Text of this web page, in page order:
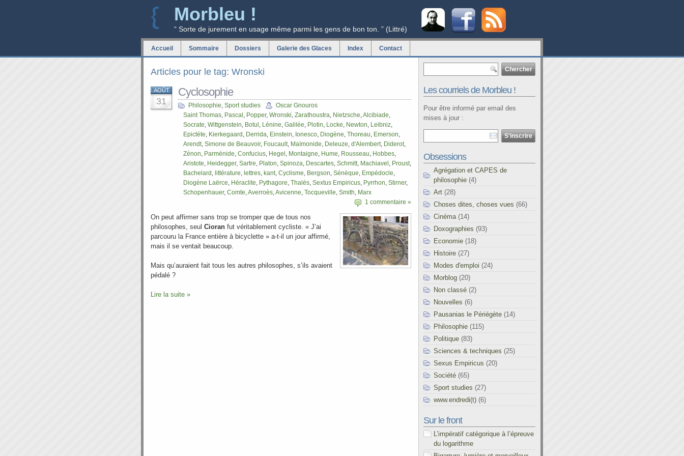
Morbleu !
“ Sorte de jurement en usage même parmi les gens de bon ton. ” (Littré)
Accueil Sommaire Dossiers Galerie des Glaces Index Contact
Articles pour le tag: Wronski
AOÛT
31
Cyclosophie
Philosophie, Sport studies
Oscar Gnouros
Saint Thomas, Pascal , Popper, Wronski, Zarathoustra, Nietzsche,Alcibiade,
Socrate, Wittgenstein, Botul , Lénine, Galilée, Plotin, Locke, Newton, Leibniz,
Epictéte, Kierkegaard , Derrida, Einstein, Ionesco, Diogène, Thoreau, Emerson,
Arendt, Simone de Beauvoir, Foucault, Maïmonide, Deleuze, d'Alembert, Diderot,
Zénon, Parménide, Confucius, Hegel , Montaigne, Hume, Rousseau, Hobbes,
Aristote, Heidegger, Sartre, Platon, Spinoza, Descartes, Schmitt, Machiavel , Proust,
Bachelard , littérature, lettres, kant, Cyclisme, Bergson, Sénèque, Empédocle,
Diogène Laërce, Héraclite, Pythagore, Thalès, Sextus Empiricus, Pyrrhon, Stirner,
Schopenhauer, Comte,Averroès,Avicenne, Tocqueville, Smith, Marx
1 commentaire »
On peut affirmer sans trop se tromper que de tous nos
philosophes, seul Cioran fut véritablement cycliste. « J’ai
parcouru la France entière à bicyclette » a-t-il un jour affirmé,
mais il se ventait beaucoup.
Mais qu’auraient fait tous les autres philosophes, s’ils avaient
pédalé ?
Lire la suite »
Les courriels de Morbleu !
Pour être informé par email des
mises à jour :
Obsessions
Agrégation et CAPES de
philosophie (4)
Art (28)
Choses dites, choses vues (66)
Cinéma (14)
Doxographies (93)
Economie (18)
Histoire (27)
Modes d'emploi (24)
Morblog (20)
Non classé (2)
Nouvelles (6)
Pausanias le Périégète (14)
Philosophie (115)
Politique (83)
Sciences & techniques (25)
Sexus Empiricus (20)
Société (65)
Sport studies (27)
www.endredi(t) (6)
Sur le front
L’impératif catégorique à l’épreuve
du logarithme